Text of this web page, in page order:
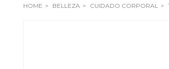
HOME BELLEZA CUIDADO CORPORAL